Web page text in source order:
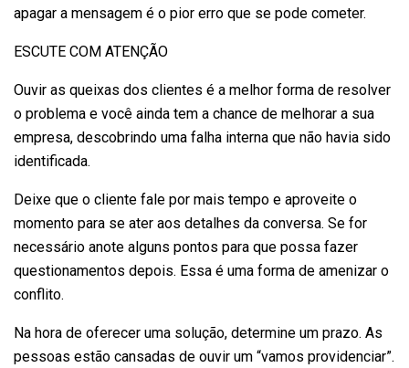
apagar a mensagem é o pior erro que se pode cometer.
ESCUTE COM ATENÇÃO
Ouvir as queixas dos clientes é a melhor forma de resolver
o problema e você ainda tem a chance de melhorar a sua
empresa, descobrindo uma falha interna que não havia sido
identificada.
Deixe que o cliente fale por mais tempo e aproveite o
momento para se ater aos detalhes da conversa. Se for
necessário anote alguns pontos para que possa fazer
questionamentos depois. Essa é uma forma de amenizar o
conflito.
Na hora de oferecer uma solução, determine um prazo. As
pessoas estão cansadas de ouvir um “vamos providenciar”.